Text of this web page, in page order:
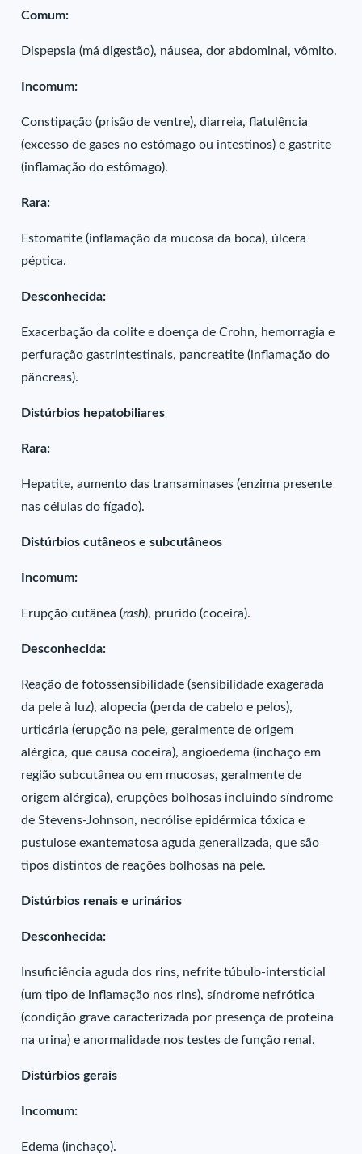
Comum:
Dispepsia (má digestão), náusea, dor abdominal, vômito.
Incomum:
Constipação (prisão de ventre), diarreia, flatulência
(excesso de gases no estômago ou intestinos) e gastrite
(inflamação do estômago).
Rara:
Estomatite (inflamação da mucosa da boca), úlcera
péptica.
Desconhecida:
Exacerbação da colite e doença de Crohn, hemorragia e
perfuração gastrintestinais, pancreatite (inflamação do
pâncreas).
Distúrbios hepatobiliares
Rara:
Hepatite, aumento das transaminases (enzima presente
nas células do fígado).
Distúrbios cutâneos e subcutâneos
Incomum:
Erupção cutânea (rash), prurido (coceira).
Desconhecida:
Reação de fotossensibilidade (sensibilidade exagerada
da pele à luz), alopecia (perda de cabelo e pelos),
urticária (erupção na pele, geralmente de origem
alérgica, que causa coceira), angioedema (inchaço em
região subcutânea ou em mucosas, geralmente de
origem alérgica), erupções bolhosas incluindo síndrome
de Stevens-Johnson, necrólise epidérmica tóxica e
pustulose exantematosa aguda generalizada, que são
tipos distintos de reações bolhosas na pele.
Distúrbios renais e urinários
Desconhecida:
Insuficiência aguda dos rins, nefrite túbulo-intersticial
(um tipo de inflamação nos rins), síndrome nefrótica
(condição grave caracterizada por presença de proteína
na urina) e anormalidade nos testes de função renal.
Distúrbios gerais
Incomum:
Edema (inchaço).